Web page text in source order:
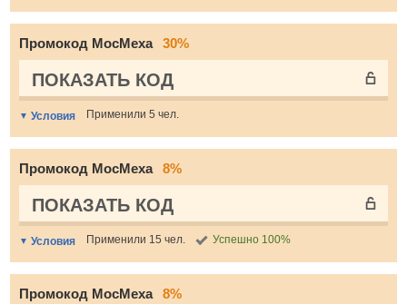
Промокод МосМеха 30%
ПОКАЗАТЬ КОД
Условия Применили 5 чел.
Промокод МосМеха 8%
ПОКАЗАТЬ КОД
Условия Применили 15 чел. Успешно 100%
Промокод МосМеха 8%